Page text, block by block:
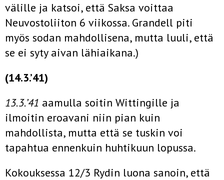
välille ja katsoi, että Saksa voittaa
Neuvostoliiton 6 viikossa. Grandell piti
myös sodan mahdollisena, mutta luuli, että
se ei syty aivan lähiaikana.)
(14.3.’41)
13.3.’41 aamulla soitin Wittingille ja
ilmoitin eroavani niin pian kuin
mahdollista, mutta että se tuskin voi
tapahtua ennen­kuin huhtikuun lopussa.
Kokouksessa 12/3 Rydin luona sanoin, että